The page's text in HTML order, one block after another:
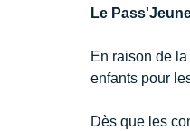
Le
En raison de
enfants pour
Dès que les